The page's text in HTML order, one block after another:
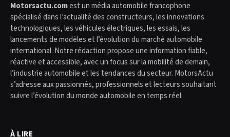
Motorsactu.comest un média automobile francophone
spécialisé dans l’actualité des constructeurs, les innovations
technologiques, les véhicules électriques, les essais, les
lancements de modèles et l’évolution du marché automobile
international. Notre rédaction propose une information fiable,
réactive et accessible, avec un focus sur la mobilité de demain,
l’industrie automobile et les tendances du secteur. MotorsActu
s’adresse aux passionnés, professionnels et lecteurs souhaitant
suivre l’évolution du monde automobile en temps réel.
À LIRE